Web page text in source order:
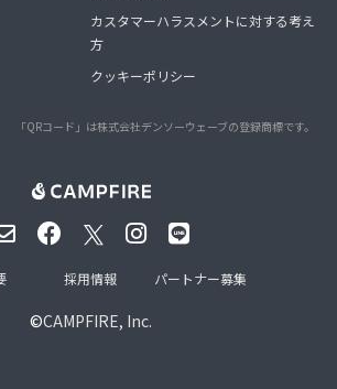
カスタマーハラスメントに対する考え
方
クッキーポリシー
「QRコード」は株式会社デンソーウェーブの登録商標です。
©CAMPFIRE, Inc.
採用情報 パートナー募集